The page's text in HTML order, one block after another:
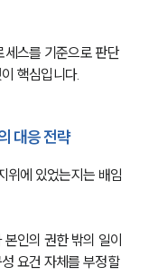
스를 기준으로 판단
핵심입니다.
대응 전략
위에 있었는지는 배임
인의 권한 밖의 일이
요건 자체를 부정할